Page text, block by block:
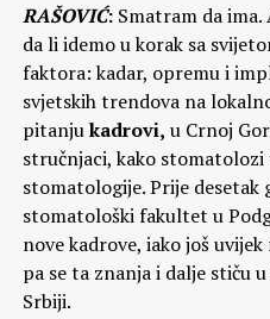
RAŠOVIĆ:Smatram da ima.
da li idemo u korak sa
faktora: kadar, opremu i
svjetskih trendova na
pitanjukadrovi, u Crnoj
stručnjaci, kako
stomatologije. Prije desetak
stomatološki fakultet u
nove kadrove, iako još
pa se ta znanja i dalje stiču
Srbiji.